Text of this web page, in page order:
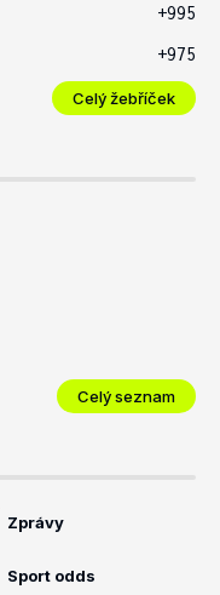
+995
+975
Celý žebříček
Celý seznam
Zprávy
Sport odds